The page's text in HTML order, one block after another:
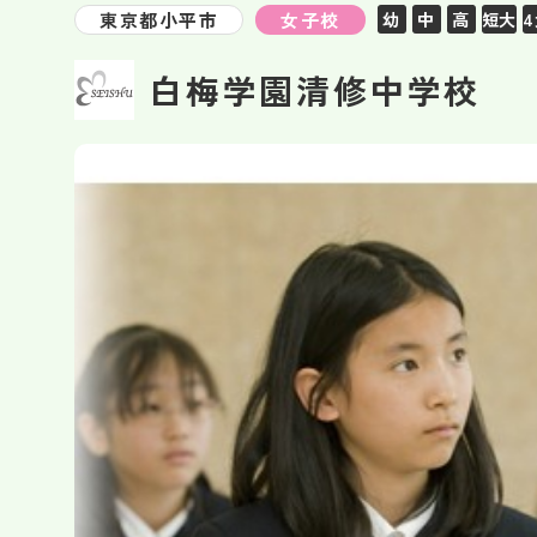
東京都小平市 女子校 幼 中 高 短大
白梅学園清修中学校